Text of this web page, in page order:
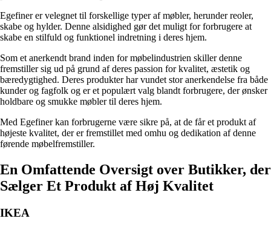
Egefiner er velegnet til forskellige typer af møbler, herunder reoler,
skabe og hylder. Denne alsidighed gør det muligt for forbrugere at
skabe en stilfuld og funktionel indretning i deres hjem.
Som et anerkendt brand inden for møbelindustrien skiller denne
fremstiller sig ud på grund af deres passion for kvalitet, æstetik og
bæredygtighed. Deres produkter har vundet stor anerkendelse fra både
kunder og fagfolk og er et populært valg blandt forbrugere, der ønsker
holdbare og smukke møbler til deres hjem.
Med Egefiner kan forbrugerne være sikre på, at de får et produkt af
højeste kvalitet, der er fremstillet med omhu og dedikation af denne
førende møbelfremstiller.
En Omfattende Oversigt over Butikker, der
Sælger Et Produkt af Høj Kvalitet
IKEA